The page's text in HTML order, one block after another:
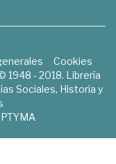
Cookies
1948 - 2018. Librería
Sociales, Historia y